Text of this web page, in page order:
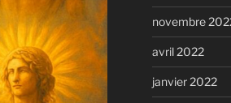
novembre
avril 2022
janvier 2022